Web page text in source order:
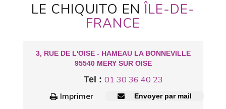
LE CHIQUITO ENÎLE-DE-
FRANCE
3, RUE DE L'OISE - HAMEAU LA BONNEVILLE
95540 MERY SUR OISE
Tel : 01 30 36 40 23
Imprimer
Envoyer par mail